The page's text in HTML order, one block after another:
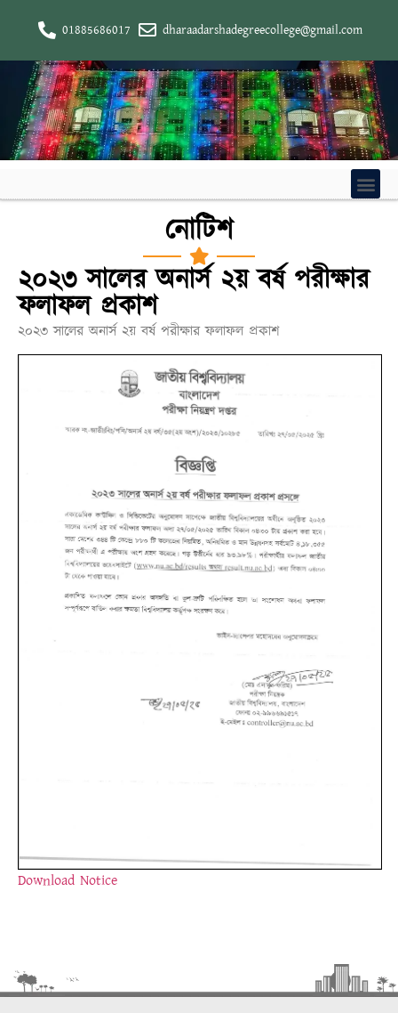
01885686017 dharaadarshadegreecollege@gmail.com
নোটিশ
২০২৩ সালের অনার্স ২য় বর্ষ পরীক্ষার
ফলাফল প্রকাশ
২০২৩ সালের অনার্স ২য় বর্ষ পরীক্ষার ফলাফল প্রকাশ
Download Notice